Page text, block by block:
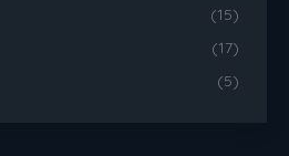
(15)
(17)
(5)